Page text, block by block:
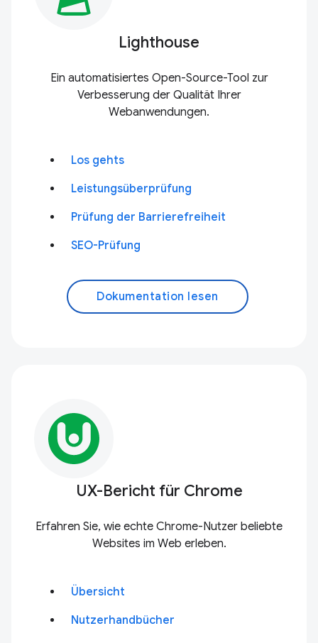
Lighthouse
Ein automatisiertes Open-Source-Tool zur
Verbesserung der Qualität Ihrer
Webanwendungen.
Los gehts
Leistungsüberprüfung
Prüfung der Barrierefreiheit
SEO-Prüfung
Dokumentation lesen
UX-Bericht für Chrome
Erfahren Sie, wie echte Chrome-Nutzer beliebte
Websites im Web erleben.
Übersicht
Nutzerhandbücher